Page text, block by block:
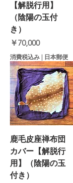
【解脱行用】
（陰陽の玉付
き）
価格
￥70,000
消費税込み | 日本郵便
鹿毛皮座禅布団
カバー【解脱行
用】（陰陽の玉
付き）